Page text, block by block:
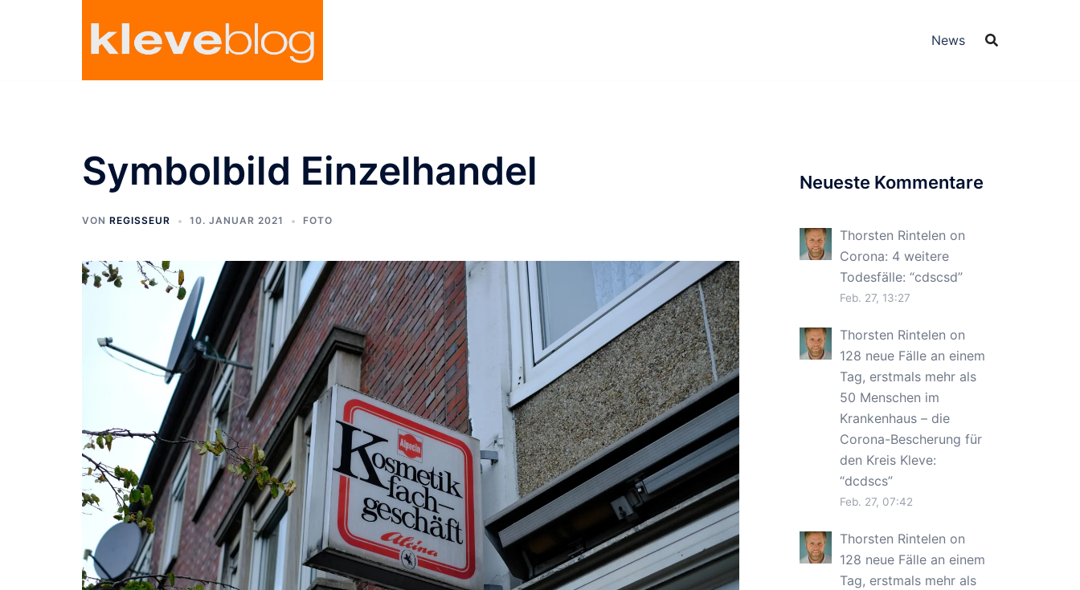
News
Symbolbild Einzelhandel
VON REGISSEUR 10. JANUAR 2021 FOTO
Neueste Kommentare
Thorsten Rintelen on
Corona: 4 weitere
Todesfälle: “cdscsd”
Feb. 27, 13:27
Thorsten Rintelen on
128 neue Fälle an einem
Tag, erstmals mehr als
50 Menschen im
Krankenhaus – die
Corona-Bescherung für
den Kreis Kleve:
“dcdscs”
Feb. 27, 07:42
Thorsten Rintelen on
128 neue Fälle an einem
Tag, erstmals mehr als